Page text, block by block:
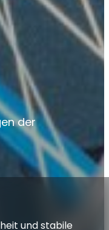
der
und stabile